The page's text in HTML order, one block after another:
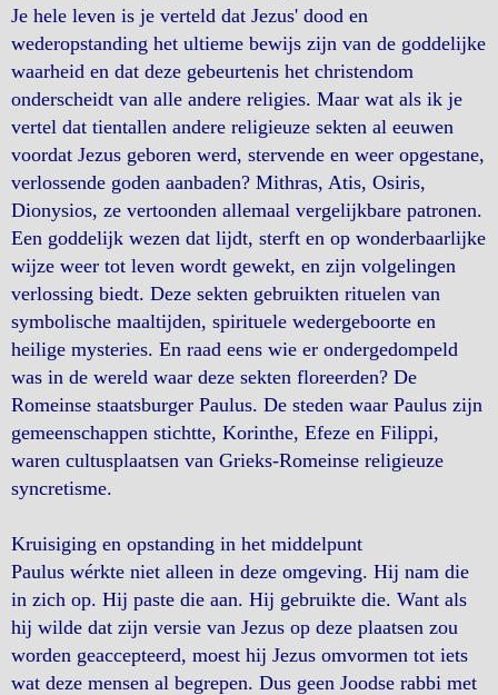
Je hele leven is je verteld dat Jezus' dood en
wederopstanding het ultieme bewijs zijn van de goddelijke
waarheid en dat deze gebeurtenis het christendom
onderscheidt van alle andere religies. Maar wat als ik je
vertel dat tientallen andere religieuze sekten al eeuwen
voordat Jezus geboren werd, stervende en weer opgestane,
verlossende goden aanbaden? Mithras, Atis, Osiris,
Dionysios, ze vertoonden allemaal vergelijkbare patronen.
Een goddelijk wezen dat lijdt, sterft en op wonderbaarlijke
wijze weer tot leven wordt gewekt, en zijn volgelingen
verlossing biedt. Deze sekten gebruikten rituelen van
symbolische maaltijden, spirituele wedergeboorte en
heilige mysteries. En raad eens wie er ondergedompeld
was in de wereld waar deze sekten floreerden? De
Romeinse staatsburger Paulus. De steden waar Paulus zijn
gemeenschappen stichtte, Korinthe, Efeze en Filippi,
waren cultusplaatsen van Grieks-Romeinse religieuze
syncretisme.
Kruisiging en opstanding in het middelpunt
Paulus wérkte niet alleen in deze omgeving. Hij nam die
in zich op. Hij paste die aan. Hij gebruikte die. Want als
hij wilde dat zijn versie van Jezus op deze plaatsen zou
worden geaccepteerd, moest hij Jezus omvormen tot iets
wat deze mensen al begrepen. Dus geen Joodse rabbi met